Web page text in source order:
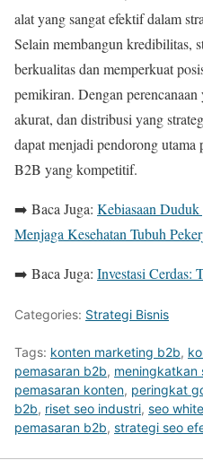
alat yang sangat efektif dalam
Selain membangun kredibilitas,
berkualitas dan memperkuat
pemikiran. Dengan
akurat, dan distribusi yang
dapat menjadi pendorong utama
B2B yang kompetitif.
➡️ Baca Juga: Kebiasaan
Menjaga Kesehatan Tubuh
➡️ Baca Juga: Investasi Cerdas:
Categories: Strategi Bisnis
Tags: konten marketing b2b,
pemasaran b2b, meningkatkan
pemasaran konten, peringkat
b2b, riset seo industri, seo
pemasaran b2b, strategi seo